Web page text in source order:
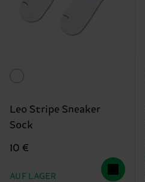
Leo Stripe Sneaker
Sock
10 €
AUF LAGER